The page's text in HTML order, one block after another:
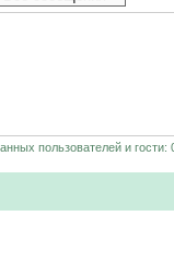
пользователей и гости: